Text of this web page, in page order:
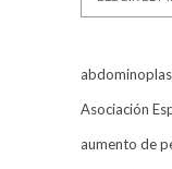
Asociación
aumento de